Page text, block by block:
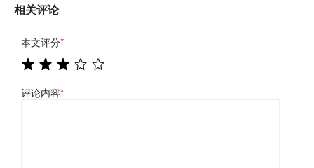
相关评论
本文评分*
评论内容*